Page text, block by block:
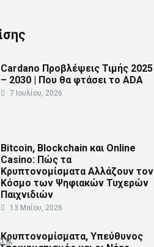
Cardano Προβλέψεις Τιμής 2025
– 2030 | Που θα φτάσει το ADA
7 Ιουλίου, 2026
Bitcoin, Blockchain και Online
Casino: Πώς τα
Κρυπτονομίσματα Αλλάζουν τον
Κόσμο των Ψηφιακών Τυχερών
Παιχνιδιών
13 Μαΐου, 2026
Κρυπτονομίσματα, Υπεύθυνος